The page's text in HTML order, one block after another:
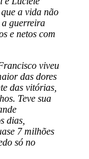
a vida não
a guerreira
e netos com
viveu
das dores
das vitórias,
Teve sua
dias,
7 milhões
só no